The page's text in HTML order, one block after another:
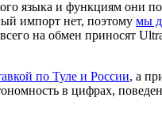
языка и функциям они
импорт нет, поэтому мы
на обмен приносят
по Туле и России, а
в цифрах,